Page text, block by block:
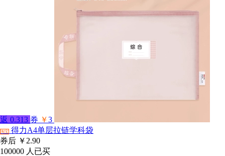
返 0.313 券 ￥3
淘宝 得力A4单层拉链学科袋
券后 ￥2.90
100000 人已买